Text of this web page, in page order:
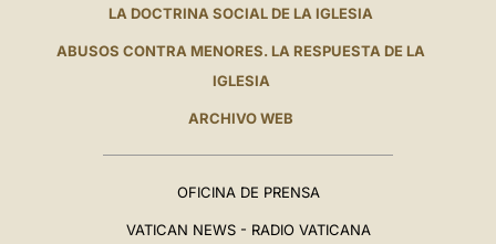
LA DOCTRINA SOCIAL DE LA IGLESIA
ABUSOS CONTRA MENORES. LA RESPUESTA DE LA
IGLESIA
ARCHIVO WEB
OFICINA DE PRENSA
VATICAN NEWS - RADIO VATICANA